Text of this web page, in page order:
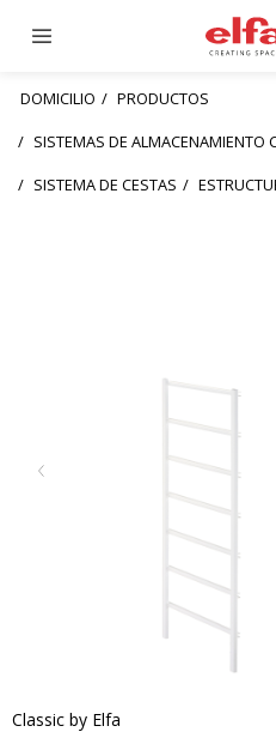
DOMICILIO
PRODUCTOS
SISTEMAS DE ALMACENAMIENTO
SISTEMA DE CESTAS
Classic by Elfa